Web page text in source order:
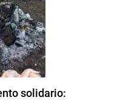
solidario: